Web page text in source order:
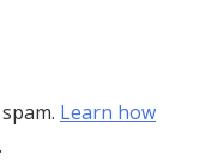
Learn how
.